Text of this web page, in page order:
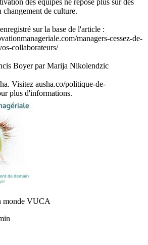
des équipes ne repose plus sur des
changement de culture.
sur la base de l'article :
managers-cessez-de-
collaborateurs/
Boyer par Marija Nikolendzic
Visitez ausha.co/politique-de-
plus d'informations.
monde VUCA